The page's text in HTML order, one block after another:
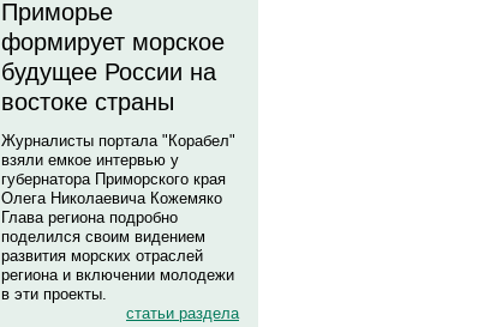
Приморье
формирует морское
будущее России на
востоке страны
Журналисты портала "Корабел"
взяли емкое интервью у
губернатора Приморского края
Олега Николаевича Кожемяко
Глава региона подробно
поделился своим видением
развития морских отраслей
региона и включении молодежи
в эти проекты.
статьи раздела